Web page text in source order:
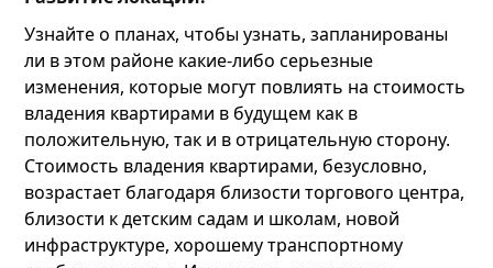
Узнайте о планах, чтобы узнать, запланированы
ли в этом районе какие-либо серьезные
изменения, которые могут повлиять на стоимость
владения квартирами в будущем как в
положительную, так и в отрицательную сторону.
Стоимость владения квартирами, безусловно,
возрастает благодаря близости торгового центра,
близости к детским садам и школам, новой
инфраструктуре, хорошему транспортному